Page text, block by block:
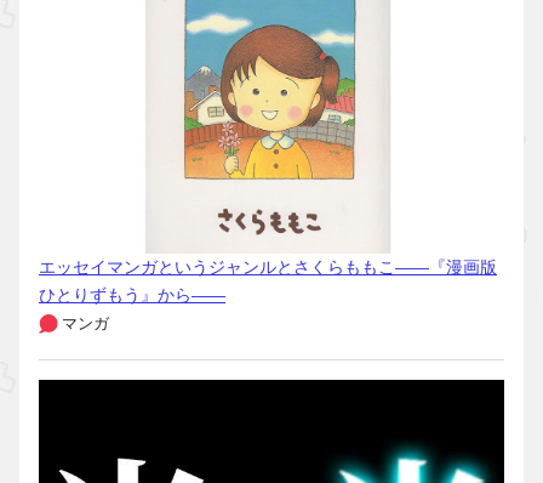
エッセイマンガというジャンルとさくらももこ――『漫画版
ひとりずもう』から――
マンガ